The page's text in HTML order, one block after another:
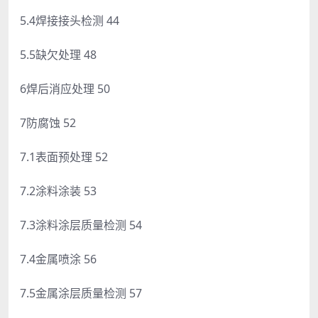
5.4焊接接头检测 44
5.5缺欠处理 48
6焊后消应处理 50
7防腐蚀 52
7.1表面预处理 52
7.2涂料涂装 53
7.3涂料涂层质量检测 54
7.4金属喷涂 56
7.5金属涂层质量检测 57